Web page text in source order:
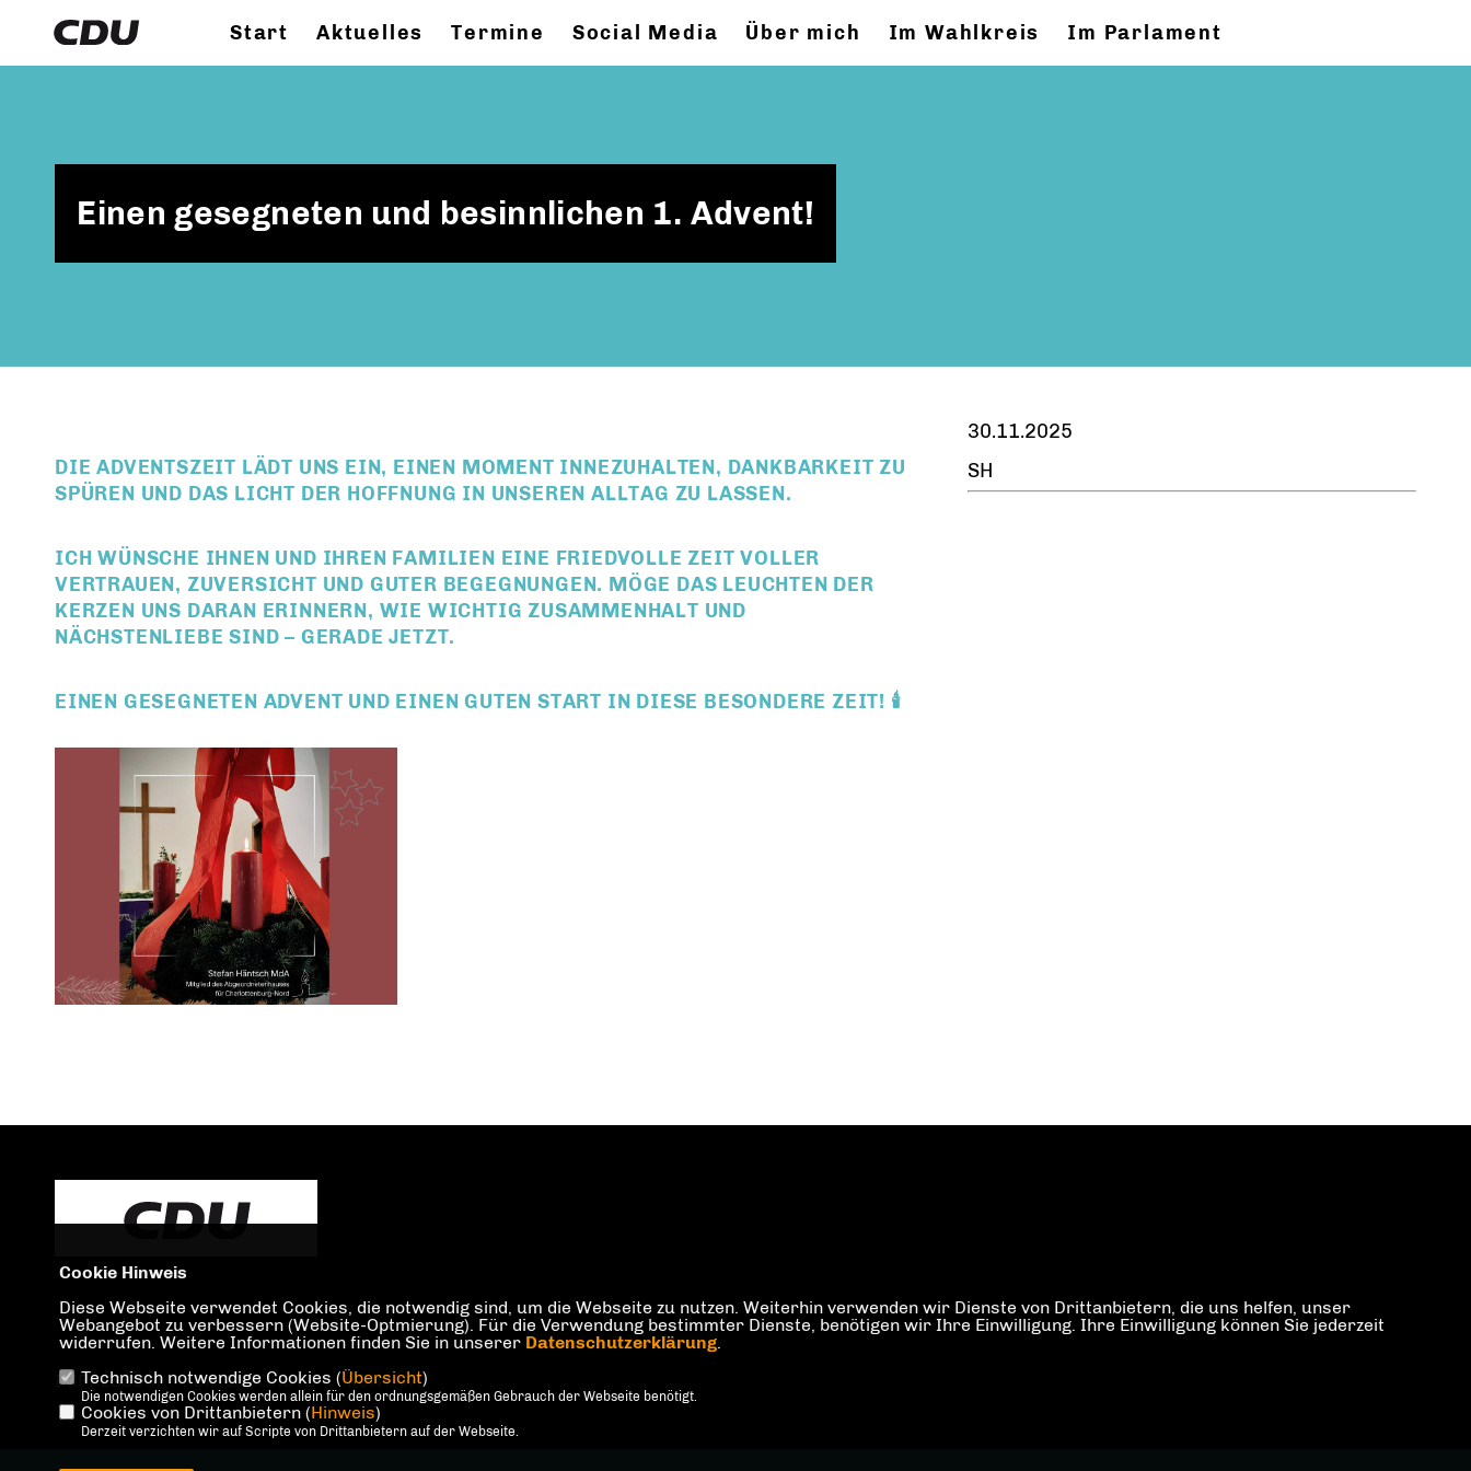
Start Aktuelles Termine Social Media Über mich Im Wahlkreis Im Parlament
Einen gesegneten und besinnlichen 1. Advent!
DIE ADVENTSZEIT LÄDT UNS EIN, EINEN MOMENT INNEZUHALTEN, DANKBARKEIT ZU
SPÜREN UND DAS LICHT DER HOFFNUNG IN UNSEREN ALLTAG ZU LASSEN.
ICH WÜNSCHE IHNEN UND IHREN FAMILIEN EINE FRIEDVOLLE ZEIT VOLLER
VERTRAUEN, ZUVERSICHT UND GUTER BEGEGNUNGEN. MÖGE DAS LEUCHTEN DER
KERZEN UNS DARAN ERINNERN, WIE WICHTIG ZUSAMMENHALT UND
NÄCHSTENLIEBE SIND – GERADE JETZT.
EINEN GESEGNETEN ADVENT UND EINEN GUTEN START IN DIESE BESONDERE ZEIT! 🕯️
30.11.2025
SH
IMPRESSUM DATENSCHUTZ KONTAKT
Cookie Hinweis
Diese Webseite verwendet Cookies, die notwendig sind, um die Webseite zu nutzen. Weiterhin verwenden wir Dienste von Drittanbietern, die uns helfen, unser
Webangebot zu verbessern (Website-Optmierung). Für die Verwendung bestimmter Dienste, benötigen wir Ihre Einwilligung. Ihre Einwilligung können Sie jederzeit
widerrufen. Weitere Informationen finden Sie in unserer Datenschutzerklärung.
Technisch notwendige Cookies (Übersicht)
Die notwendigen Cookies werden allein für den ordnungsgemäßen Gebrauch der Webseite benötigt.
Cookies von Drittanbietern (Hinweis)
Derzeit verzichten wir auf Scripte von Drittanbietern auf der Webseite.